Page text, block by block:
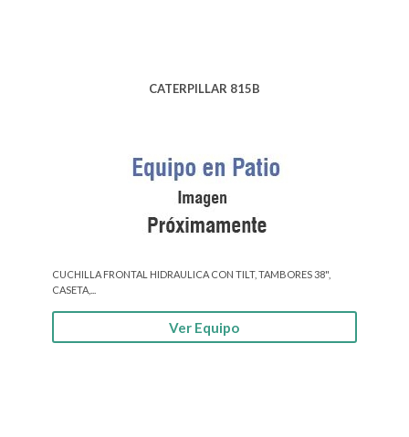
CATERPILLAR 815B
CUCHILLA FRONTAL HIDRAULICA CON TILT, TAMBORES 38",
CASETA,...
Ver Equipo